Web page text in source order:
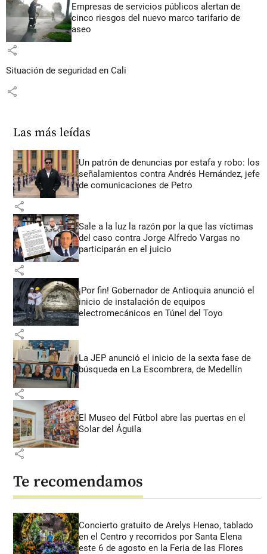
Empresas de servicios públicos alertan de
cinco riesgos del nuevo marco tarifario de
aseo
share
Situación de seguridad en Cali
share
Las más leídas
Un patrón de denuncias por estafa y robo: los
señalamientos contra Andrés Hernández, jefe
de comunicaciones de Petro
share
Sale a la luz la razón por la que las víctimas
del caso contra Jorge Alfredo Vargas no
participarán en el juicio
share
¡Por fin! Gobernador de Antioquia anunció el
inicio de instalación de equipos
electromecánicos en Túnel del Toyo
share
La JEP anunció el inicio de la sexta fase de
búsqueda en La Escombrera, de Medellín
share
El Museo del Fútbol abre las puertas en el
Solar del Águila
share
Te recomendamos
Concierto gratuito de Arelys Henao, tablado
en el Centro y recorridos por Santa Elena
este 6 de agosto en la Feria de las Flores